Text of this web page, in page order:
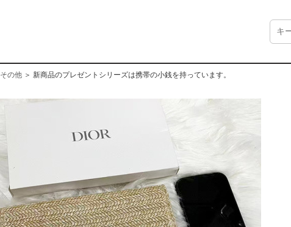
その他 ＞ 新商品のプレゼントシリーズは携帯の小銭を持っています。